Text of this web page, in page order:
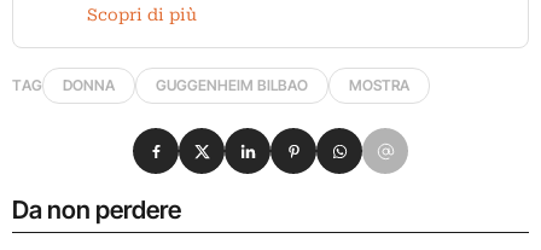
Scopri di più
TAG DONNA GUGGENHEIM BILBAO MOSTRA
Da non perdere
Condividi su Facebook
Condividi su X
Condividi su LinkedIn
Condividi su Pinterest
Condividi su WhatsApp
Condividi su Email